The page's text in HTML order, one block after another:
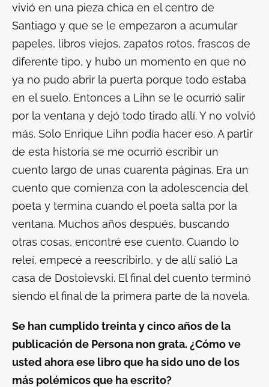
vivió en una pieza chica en el centro de
Santiago y que se le empezaron a acumular
papeles, libros viejos, zapatos rotos, frascos de
diferente tipo, y hubo un momento en que no
ya no pudo abrir la puerta porque todo estaba
en el suelo. Entonces a Lihn se le ocurrió salir
por la ventana y dejó todo tirado allí. Y no volvió
más. Solo Enrique Lihn podía hacer eso. A partir
de esta historia se me ocurrió escribir un
cuento largo de unas cuarenta páginas. Era un
cuento que comienza con la adolescencia del
poeta y termina cuando el poeta salta por la
ventana. Muchos años después, buscando
otras cosas, encontré ese cuento. Cuando lo
releí, empecé a reescribirlo, y de allí salió La
casa de Dostoievski. El final del cuento terminó
siendo el final de la primera parte de la novela.
Se han cumplido treinta y cinco años de la
publicación de Persona non grata. ¿Cómo ve
usted ahora ese libro que ha sido uno de los
más polémicos que ha escrito?